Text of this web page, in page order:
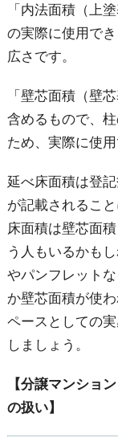
「内法面積（上
の実際に使用で
広さです。
「壁芯面積（壁
含めるもので、
ため、実際に使
延べ床面積は登
が記載されるこ
床面積は壁芯面
う人もいるかも
やパンフレット
か壁芯面積が使
ペースとしての
しましょう。
【分譲マンショ
の扱い】